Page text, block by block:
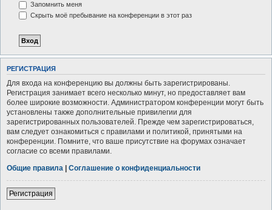
Запомнить меня
Скрыть моё пребывание на конференции в этот раз
РЕГИСТРАЦИЯ
Для входа на конференцию вы должны быть зарегистрированы.
Регистрация занимает всего несколько минут, но предоставляет вам
более широкие возможности. Администратором конференции могут быть
установлены также дополнительные привилегии для
зарегистрированных пользователей. Прежде чем зарегистрироваться,
вам следует ознакомиться с правилами и политикой, принятыми на
конференции. Помните, что ваше присутствие на форумах означает
согласие со всеми правилами.
Общие правила | Соглашение о конфиденциальности
Регистрация